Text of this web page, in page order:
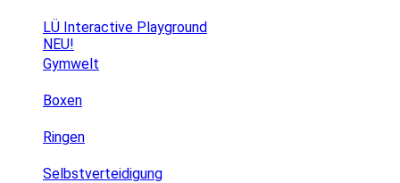
LÜ Interactive Playground
NEU!
Gymwelt
Boxen
Ringen
Selbstverteidigung